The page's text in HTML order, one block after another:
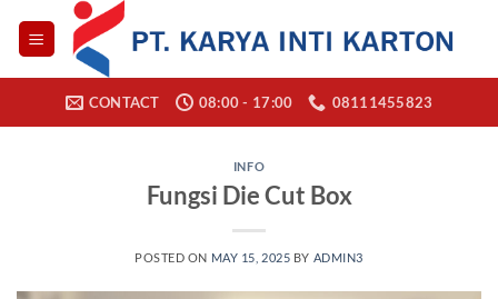
CONTACT 08:00 - 17:00 08111455823
INFO
Fungsi Die Cut Box
POSTED ON MAY 15, 2025 BY ADMIN3